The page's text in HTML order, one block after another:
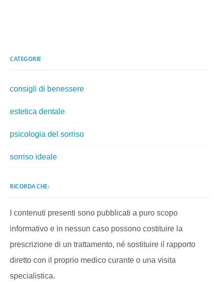
CATEGORIE
consigli di benessere
estetica dentale
psicologia del sorriso
sorriso ideale
RICORDA CHE:
I contenuti presenti sono pubblicati a puro scopo
informativo e in nessun caso possono costituire la
prescrizione di un trattamento, né sostituire il rapporto
diretto con il proprio medico curante o una visita
specialistica.